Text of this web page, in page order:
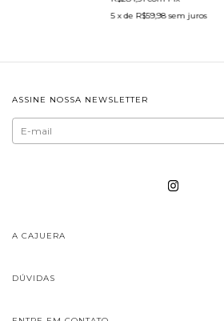
5 x de R$59,98 sem juros
ASSINE NOSSA NEWSLETTER
A CAJUERA
DÚVIDAS